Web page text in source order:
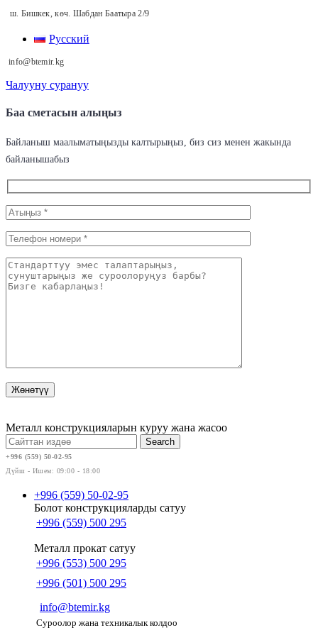
ш. Бишкек, көч. Шабдан Баатыра 2/9
Русский
info@btemir.kg
Чалууну сурануу
Баа сметасын алыңыз
Байланыш маалыматыңызды калтырыңыз, биз сиз менен жакында
байланышабыз
Металл конструкцияларын куруу жана жасоо
Search
+996 (559) 50-02-95
Дүйш - Ишем: 09:00 - 18:00
+996 (559) 50-02-95
Болот конструкцияларды сатуу
+996 (559) 500 295
Металл прокат сатуу
+996 (553) 500 295
+996 (501) 500 295
info@btemir.kg
Суроолор жана техникалык колдоо